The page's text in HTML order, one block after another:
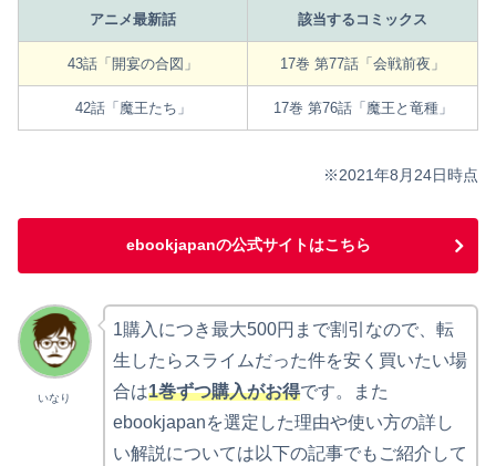
アニメ最新話 該当するコミックス
43話「開宴の合図」 17巻 第77話「会戦前夜」
42話「魔王たち」 17巻 第76話「魔王と竜種」
※2021年8月24日時点
ebookjapanの公式サイトはこちら
いなり
1購入につき最大500円まで割引なので、転
生したらスライムだった件を安く買いたい場
合は1巻ずつ購入がお得です。また
ebookjapanを選定した理由や使い方の詳し
い解説については以下の記事でもご紹介して